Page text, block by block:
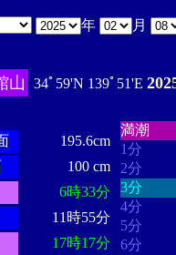
年 月
山 34ﾟ59'N 139ﾟ51'E
195.6cm
100 cm
6時33分
11時55分
17時17分
満潮
1分
2分
3分
4分
5分
6分